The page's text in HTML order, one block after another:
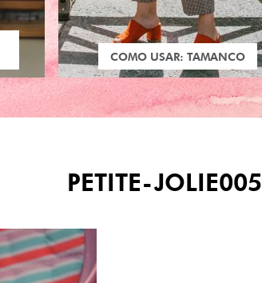
COMO USAR: TAMANCO
PETITE-JOLIE005